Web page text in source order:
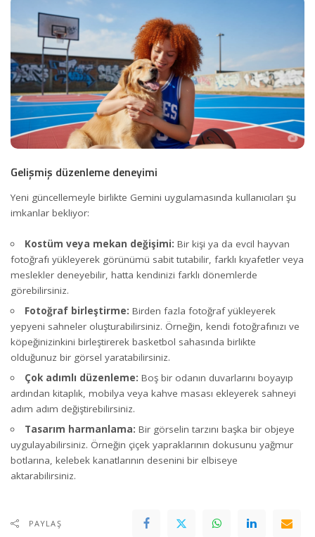
Gelişmiş düzenleme deneyimi
Yeni güncellemeyle birlikte Gemini uygulamasında kullanıcıları şu
imkanlar bekliyor:
Kostüm veya mekan değişimi: Bir kişi ya da evcil hayvan
fotoğrafı yükleyerek görünümü sabit tutabilir, farklı kıyafetler veya
meslekler deneyebilir, hatta kendinizi farklı dönemlerde
görebilirsiniz.
Fotoğraf birleştirme: Birden fazla fotoğraf yükleyerek
yepyeni sahneler oluşturabilirsiniz. Örneğin, kendi fotoğrafınızı ve
köpeğinizinkini birleştirerek basketbol sahasında birlikte
olduğunuz bir görsel yaratabilirsiniz.
Çok adımlı düzenleme: Boş bir odanın duvarlarını boyayıp
ardından kitaplık, mobilya veya kahve masası ekleyerek sahneyi
adım adım değiştirebilirsiniz.
Tasarım harmanlama: Bir görselin tarzını başka bir objeye
uygulayabilirsiniz. Örneğin çiçek yapraklarının dokusunu yağmur
botlarına, kelebek kanatlarının desenini bir elbiseye
aktarabilirsiniz.
PAYLAŞ